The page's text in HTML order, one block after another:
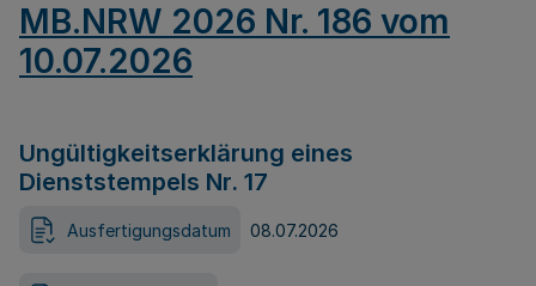
MB.NRW 2026 Nr. 186 vom
10.07.2026
Ungültigkeitserklärung eines
Dienststempels Nr. 17
Ausfertigungsdatum 08.07.2026